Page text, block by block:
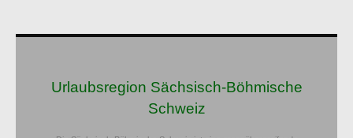
Urlaubsregion Sächsisch-Böhmische
Schweiz